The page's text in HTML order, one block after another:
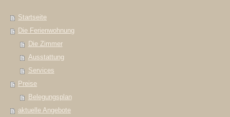
Startseite
Die Ferienwohnung
Die Zimmer
Ausstattung
Services
Preise
Belegungsplan
aktuelle Angebote